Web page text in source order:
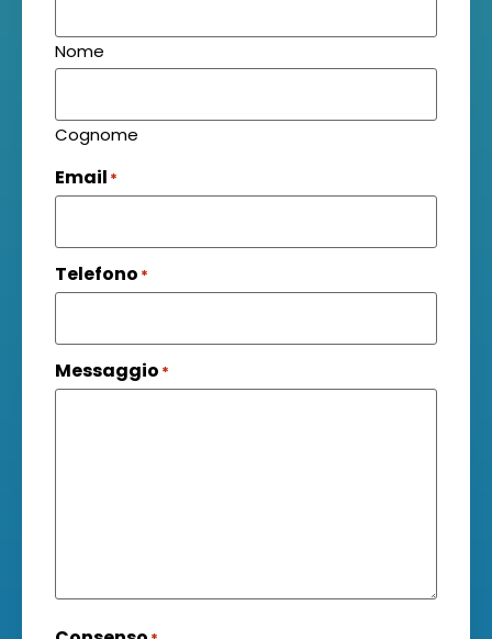
Nome
Cognome
Email *
Telefono *
Messaggio *